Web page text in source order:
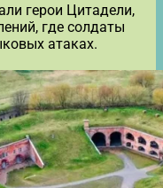
герои Цитадели,
где солдаты
атаках.